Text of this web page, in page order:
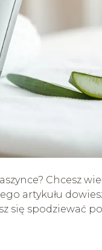
Chcesz
artykułu
się spodziewać po